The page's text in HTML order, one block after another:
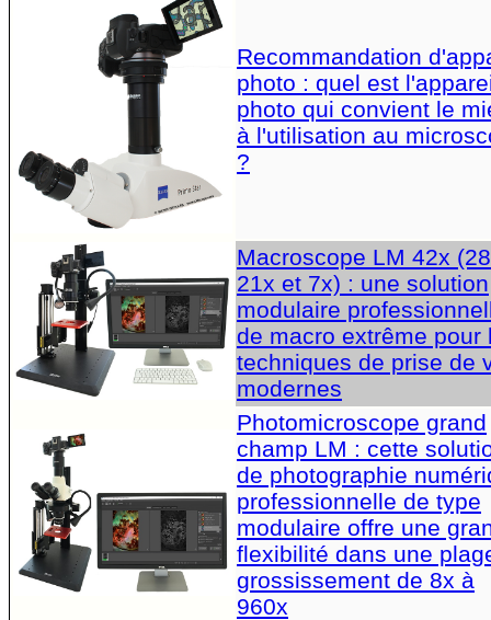
Recommandation
photo : quel est
photo qui convient le
à l'utilisation au
?
Macroscope LM 42x
21x et 7x) : une solution
modulaire
de macro extrême pour
techniques de prise de
modernes
Photomicroscope grand
champ LM : cette
de photographie
professionnelle de type
modulaire offre une
flexibilité dans une
grossissement de 8x à
960x